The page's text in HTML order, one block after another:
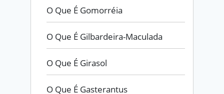
O Que É Gomorréia
O Que É Gilbardeira-Maculada
O Que É Girasol
O Que É Gasterantus